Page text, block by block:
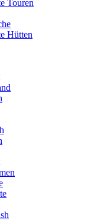
Touren
Hütten